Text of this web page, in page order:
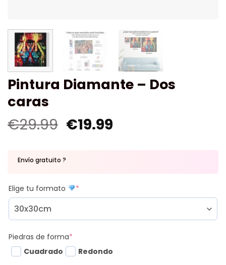
Pintura Diamante – Dos
caras
€29.99 €19.99
Envío gratuito ?
Elige tu formato *
Piedras de forma*
Cuadrado
Redondo